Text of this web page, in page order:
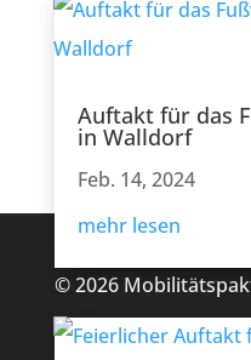
Auftakt für das
in Walldorf
Feb. 14, 2024
mehr lesen
© 2026